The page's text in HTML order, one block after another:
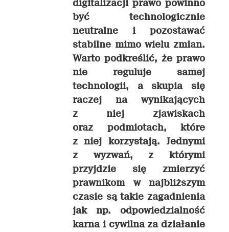
digitalizacji prawo powinno
być technologicznie
neutralne i pozostawać
stabilne mimo wielu zmian.
Warto podkreślić, że prawo
nie reguluje samej
technologii, a skupia się
raczej na wynikających
z niej zjawiskach
oraz podmiotach, które
z niej korzystają. Jednymi
z wyzwań, z którymi
przyjdzie się zmierzyć
prawnikom w najbliższym
czasie są takie zagadnienia
jak np. odpowiedzialność
karna i cywilna za działanie